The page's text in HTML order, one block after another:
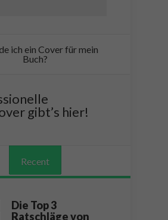
ich ein Cover für mein
Buch?
gibt’s hier!
Recent
Die Top 3
Ratschläge von